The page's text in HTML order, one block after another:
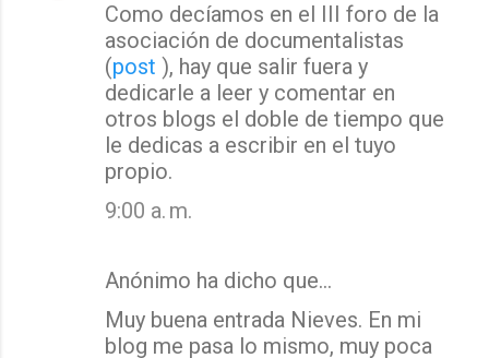
Como decíamos en el III foro de la
asociación de documentalistas
(post ), hay que salir fuera y
dedicarle a leer y comentar en
otros blogs el doble de tiempo que
le dedicas a escribir en el tuyo
propio.
9:00 a. m.
Anónimo ha dicho que…
Muy buena entrada Nieves. En mi
blog me pasa lo mismo, muy poca